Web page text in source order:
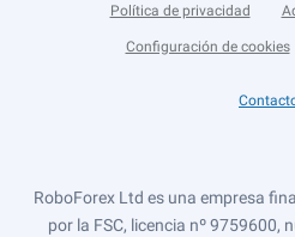
Política de privacidad
Configuración de cookies
RoboForex Ltd es una empresa
por la FSC, licencia nº 9759600,